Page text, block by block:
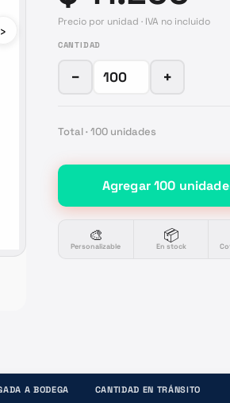
›
Precio por unidad · IVA no incluido
CANTIDAD
− +
Total · 100 unidades
Agregar100
🎨
Personalizable
📦
En stock
A BODEGA CANTIDAD EN TRÁNSITO